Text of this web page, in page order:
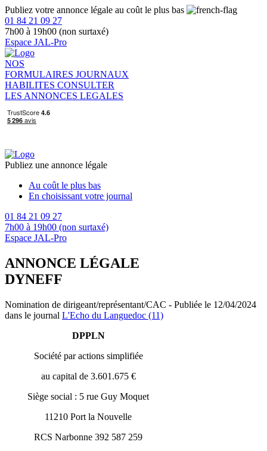
Publiez votre annonce légale au coût le plus bas
01 84 21 09 27
7h00 à 19h00 (non surtaxé)
Espace JAL-Pro
NOS
FORMULAIRES JOURNAUX
HABILITES CONSULTER
LES ANNONCES LEGALES
Publiez une annonce légale
Au coût le plus bas
En choisissant votre journal
01 84 21 09 27
7h00 à 19h00 (non surtaxé)
Espace JAL-Pro
ANNONCE LÉGALE
DYNEFF
Nomination de dirigeant/représentant/CAC - Publiée le 12/04/2024
dans le journal L'Echo du Languedoc (11)
DPPLN
Société par actions simplifiée
au capital de 3.601.675 €
Siège social : 5 rue Guy Moquet
11210 Port la Nouvelle
RCS Narbonne 392 587 259